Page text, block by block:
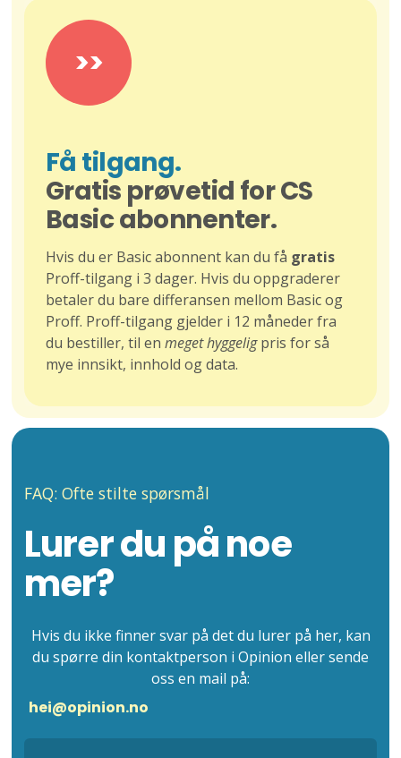
>>
Få tilgang.
Gratis prøvetid for CS
Basic abonnenter.
Hvis du er Basic abonnent kan du få gratis
Proff-tilgang i 3 dager. Hvis du oppgraderer
betaler du bare differansen mellom Basic og
Proff. Proff-tilgang gjelder i 12 måneder fra
du bestiller, til en meget hyggeligpris for så
mye innsikt, innhold og data.
FAQ: Ofte stilte spørsmål
Lurer du på noe
mer?
Hvis du ikke finner svar på det du lurer på her, kan
du spørre din kontaktperson i Opinion eller sende
oss en mail på:
hei@opinion.no